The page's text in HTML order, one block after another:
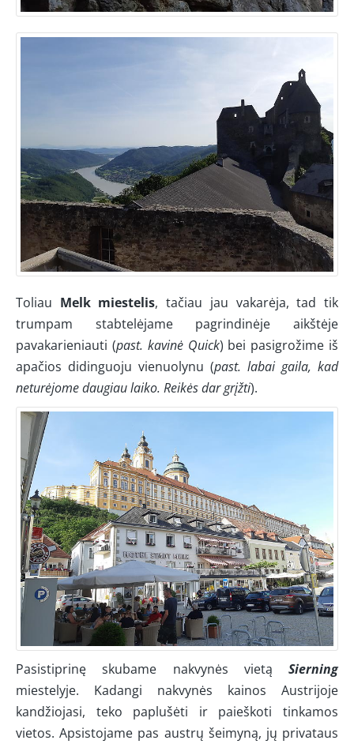
Toliau Melk miestelis, tačiau jau vakarėja, tad tik
trumpam stabtelėjame pagrindinėje aikštėje
pavakarieniauti (past. kavinė Quick) bei pasigrožime iš
apačios didinguoju vienuolynu (past. labai gaila, kad
neturėjome daugiau laiko. Reikės dar grįžti).
Pasistiprinę skubame nakvynės vietą Sierning
miestelyje. Kadangi nakvynės kainos Austrijoje
kandžiojasi, teko paplušėti ir paieškoti tinkamos
vietos. Apsistojame pas austrų šeimyną, jų privataus